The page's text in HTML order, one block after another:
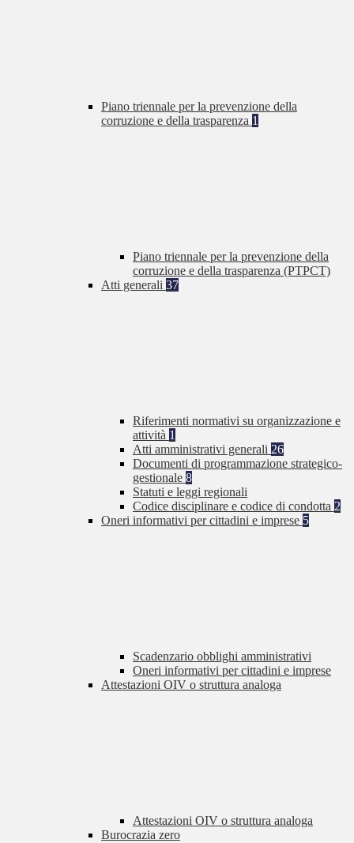
Piano triennale per la prevenzione della
corruzione e della trasparenza 1
Piano triennale per la prevenzione della
corruzione e della trasparenza (PTPCT)
Atti generali 37
Riferimenti normativi su organizzazione e
attività 1
Atti amministrativi generali 26
Documenti di programmazione strategico-
gestionale 8
Statuti e leggi regionali
Codice disciplinare e codice di condotta 2
Oneri informativi per cittadini e imprese 5
Scadenzario obblighi amministrativi
Oneri informativi per cittadini e imprese
Attestazioni OIV o struttura analoga
Attestazioni OIV o struttura analoga
Burocrazia zero